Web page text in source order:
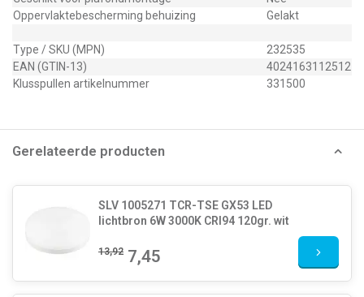
Oppervlaktebescherming behuizing
Gelakt
Type / SKU (MPN)
232535
EAN (GTIN-13)
4024163112512
Klusspullen artikelnummer
331500
Gerelateerde producten
SLV 1005271 TCR-TSE GX53 LED
lichtbron 6W 3000K CRI94 120gr. wit
13,92 7,45